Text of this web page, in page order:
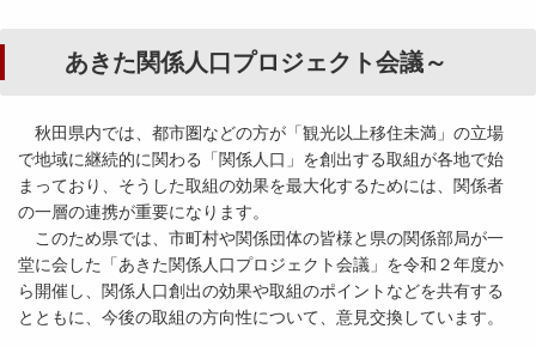
あきた関係人口プロジェクト会議～
秋田県内では、都市圏などの方が「観光以上移住未満」の立場
で地域に継続的に関わる「関係人口」を創出する取組が各地で始
まっており、そうした取組の効果を最大化するためには、関係者
の一層の連携が重要になります。
このため県では、市町村や関係団体の皆様と県の関係部局が一
堂に会した「あきた関係人口プロジェクト会議」を令和２年度か
ら開催し、関係人口創出の効果や取組のポイントなどを共有する
とともに、今後の取組の方向性について、意見交換しています。